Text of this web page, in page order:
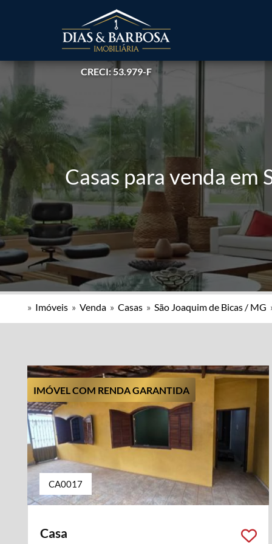
CRECI: 53.979-F
Casas para venda
» Imóveis » Venda » Casas » São Joaquim de Bicas / MG
IMÓVEL COM RENDA GARANTIDA
CA0017
Casa